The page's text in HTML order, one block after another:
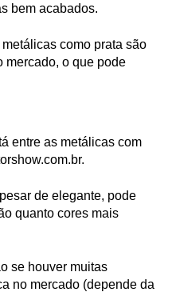
bem acabados.
como prata são
mercado, o que pode
entre as metálicas com
.
de elegante, pode
quanto cores mais
se houver muitas
no mercado (depende da